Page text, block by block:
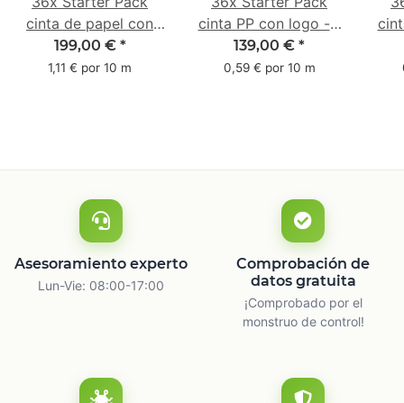
cinta de papel con
logo - 1 color - 50
mm x 50 m - caucho
199,00 € *
1,11 € por 10 m
cinta PP con logo - 1
color - 48 mm x 66 m
139,00 € *
0,59 € por 10 m
m
Asesoramiento experto
Lun-Vie: 08:00-17:00
Comprobación de
datos gratuita
¡Comprobado por el
monstruo de control!